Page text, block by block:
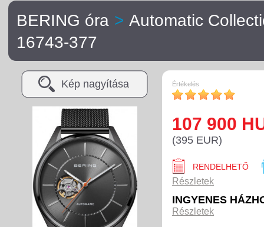
BERING óra > Automatic
16743-377
Értékelés
107 900
(395 EUR)
RENDELHETŐ
Részletek
INGYENES
Részletek
Kép nagyítása